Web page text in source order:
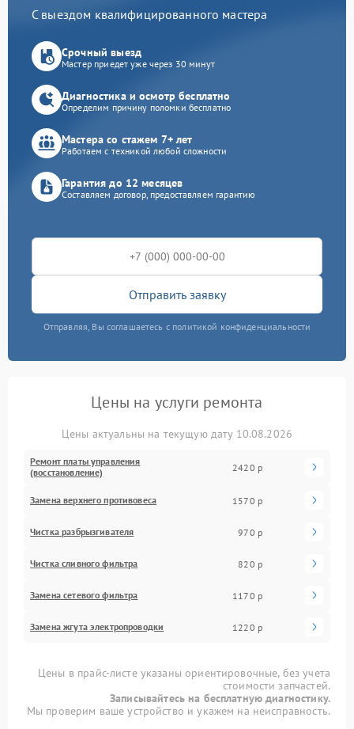
С выездом квалифицированного мастера
Срочный выезд
Мастер приедет уже через 30 минут
Диагностика и осмотр бесплатно
Определим причину поломки бесплатно
Мастера со стажем 7+ лет
Работаем с техникой любой сложности
Гарантия до 12 месяцев
Составляем договор, предоставляем гарантию
Отправить заявку
Отправляя, Вы соглашаетесь с политикой конфиденциальности
Цены на услуги ремонта
Цены актуальны на текущую дату 10.08.2026
Ремонт платы управления
(восстановление)
2420 р
Замена верхнего противовеса 1570 р
Чистка разбрызгивателя 970 р
Чистка сливного фильтра 820 р
Замена сетевого фильтра 1170 р
Замена жгута электропроводки 1220 р
Цены в прайс-листе указаны ориентировочные, без учета
стоимости запчастей.
Записывайтесь на бесплатную диагностику.
Мы проверим ваше устройство и укажем на неисправность.